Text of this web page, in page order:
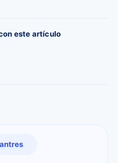
este artículo